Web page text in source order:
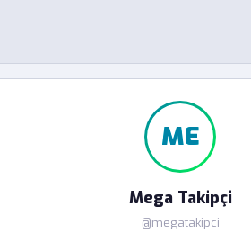
ME
Mega Takipçi
@megatakipci